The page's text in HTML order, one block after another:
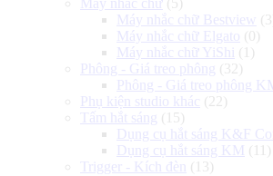
Máy nhắc chữ (5)
Máy nhắc chữ Bestview
Máy nhắc chữ Elgato (0)
Máy nhắc chữ YiShi
(1)
Phông - Giá treo phông (32)
Phông - Giá treo phông
Phụ kiện studio khác (22)
Tấm hắt sáng (15)
Dụng cụ hắt sáng K&F
Dụng cụ hắt sáng KM (11)
Trigger - Kích đèn
(13)